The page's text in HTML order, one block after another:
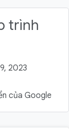
trình
2023
của Google